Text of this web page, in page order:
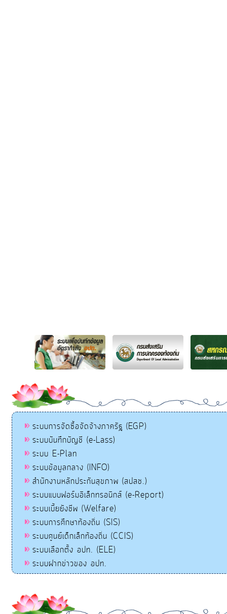
ระบบการจัดซื้อจัดจ้างภาครัฐ (EGP)
ระบบบันทึกบัญชี (e-Lass)
ระบบ E-Plan
ระบบข้อมูลกลาง (INFO)
สำนักงานหลักประกันสุขภาพ (สปสช.)
ระบบแบบฟอร์มอิเล็กทรอนิกส์ (e-Report)
ระบบเบี้ยยังชีพ (Welfare)
ระบบการศึกษาท้องถิ่น (SIS)
ระบบศูนย์เด็กเล็กท้องถิ่น (CCIS)
ระบบเลือกตั้ง อปท. (ELE)
ระบบฝากข่าวของ อปท.